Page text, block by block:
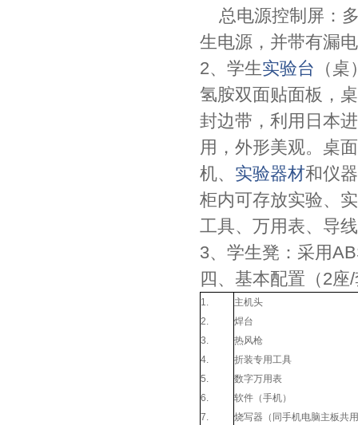
总电源控制屏：
生电源，并带有漏
2、学生实验台 （
氢胺双面贴面板，
封边带，利用日本
用，外形美观。桌
机、 实验器材和仪
柜内可存放实验、
工具、万用表、导
3、学生凳：采用
四、基本配置（2座
1.
2.
3.
4.
5.
6.
7.
主机头
焊台
热风枪
折装专用工具
数字万用表
软件（手机）
烧写器（同手机电脑主板共